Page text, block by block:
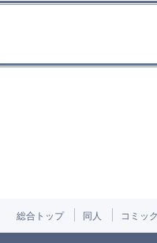
総合トップ 同人 コミッ